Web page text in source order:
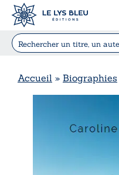
Accueil » Biographies